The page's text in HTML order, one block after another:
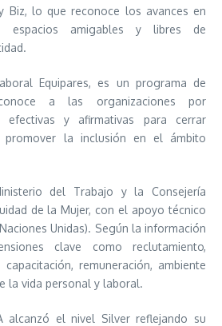
Biz, lo que reconoce los avances en
espacios amigables y libres de
Equipares, es un programa de
a las organizaciones por
efectivas y afirmativas para cerrar
la inclusión en el ámbito
del Trabajo y la Consejería
de la Mujer, con el apoyo técnico
Unidas). Según la información
clave como reclutamiento,
remuneración, ambiente
la vida personal y laboral.
alcanzó el nivel Silver reflejando su